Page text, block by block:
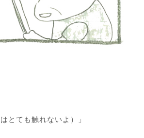
とても触れないよ）」